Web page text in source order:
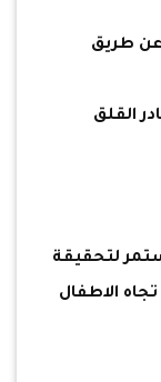
عن طريق
القلق
لتحقيقة
الاطفال